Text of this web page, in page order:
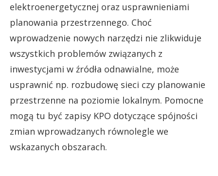
elektroenergetycznej oraz usprawnieniami
planowania przestrzennego. Choć
wprowadzenie nowych narzędzi nie zlikwiduje
wszystkich problemów związanych z
inwestycjami w źródła odnawialne, może
usprawnić np. rozbudowę sieci czy planowanie
przestrzenne na poziomie lokalnym. Pomocne
mogą tu być zapisy KPO dotyczące spójności
zmian wprowadzanych równolegle we
wskazanych obszarach.